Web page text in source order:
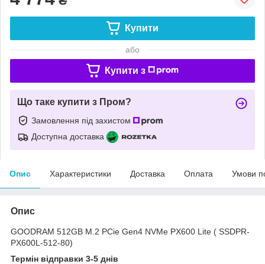
Купити
або
Купити з
Що таке купити з Пром?
Замовлення під захистом
Доступна доставка
Опис Характеристики Доставка Оплата Умови
Опис
GOODRAM 512GB M.2 PCie Gen4 NVMe PX600 Lite ( SSDPR-
PX600L-512-80)
Термін відправки 3-5 днів